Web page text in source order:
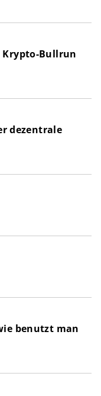
Krypto-Bullrun
dezentrale
benutzt man